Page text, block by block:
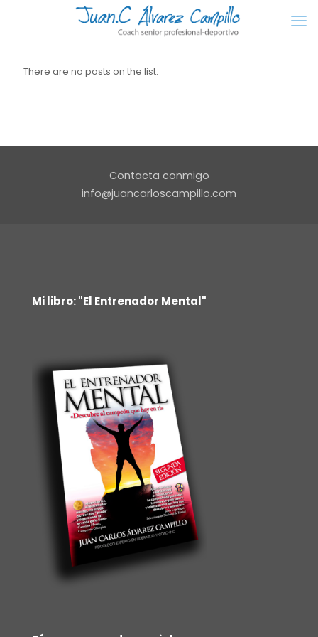
There are no posts on the list.
Contacta conmigo
info@juancarloscampillo.com
Mi libro: "El Entrenador Mental"